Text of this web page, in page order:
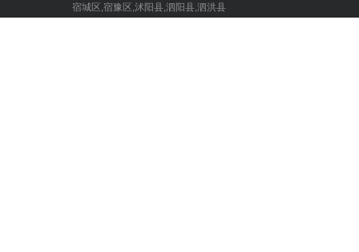
宿城区,宿豫区,沭阳县,泗阳县,泗洪县